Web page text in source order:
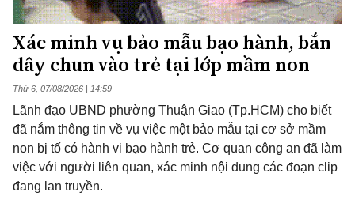
Xác minh vụ bảo mẫu bạo hành, bắn
dây chun vào trẻ tại lớp mầm non
Thứ 6, 07/08/2026 | 14:59
Lãnh đạo UBND phường Thuận Giao (Tp.HCM) cho biết
đã nắm thông tin về vụ việc một bảo mẫu tại cơ sở mầm
non bị tố có hành vi bạo hành trẻ. Cơ quan công an đã làm
việc với người liên quan, xác minh nội dung các đoạn clip
đang lan truyền.